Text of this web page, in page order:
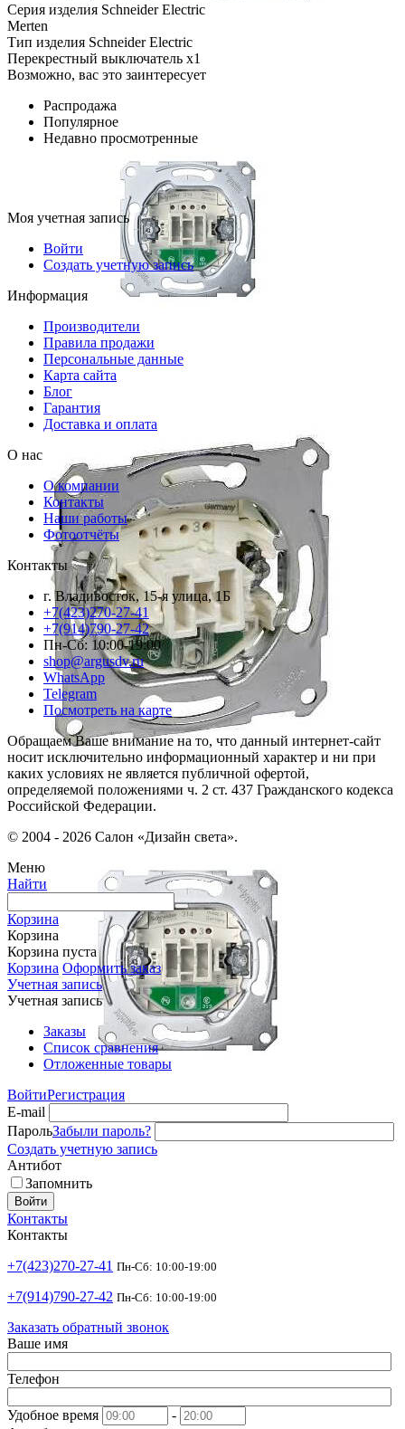
Серия изделия Schneider Electric
Merten
Тип изделия Schneider Electric
Перекрестный выключатель x1
Возможно, вас это заинтересует
Распродажа
Популярное
Недавно просмотренные
Моя учетная запись
Войти
Создать учетную запись
Информация
Производители
Правила продажи
Персональные данные
Карта сайта
Блог
Гарантия
Доставка и оплата
О нас
О компании
Контакты
Наши работы
Фотоотчёты
Контакты
г. Владивосток, 15-я улица, 1Б
+7(423)270-27-41
+7(914)790-27-42
Пн-Сб: 10:00-19:00
shop@argusdv.ru
WhatsApp
Telegram
Посмотреть на карте
Обращаем Ваше внимание на то, что данный интернет-сайт
носит исключительно информационный характер и ни при
каких условиях не является публичной офертой,
определяемой положениями ч. 2 ст. 437 Гражданского кодекса
Российской Федерации.
© 2004 - 2026 Салон «Дизайн света».
Меню
Найти
Корзина
Корзина
Корзина пуста
Корзина Оформить заказ
Учетная запись
Учетная запись
Заказы
Список сравнения
Отложенные товары
ВойтиРегистрация
E-mail
ПарольЗабыли пароль?
Создать учетную запись
Антибот
Запомнить
Войти
Контакты
Контакты
+7(423)270-27-41 Пн-Сб: 10:00-19:00
+7(914)790-27-42 Пн-Сб: 10:00-19:00
Заказать обратный звонок
Ваше имя
Телефон
Удобное время
-